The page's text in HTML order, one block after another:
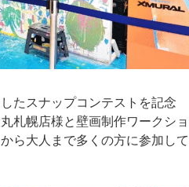
たスナップコンテストを記念
札幌店様と壁画制作ワークショ
ら大人まで多くの方に参加して